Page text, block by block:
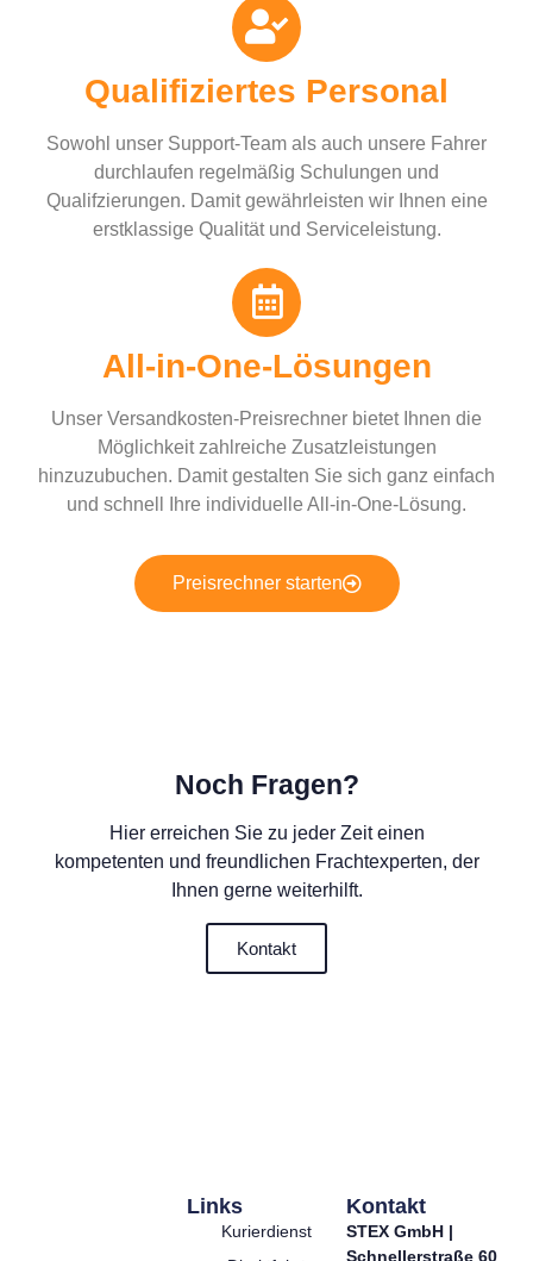
Qualifiziertes Personal
Sowohl unser Support-Team als auch unsere Fahrer
durchlaufen regelmäßig Schulungen und
Qualifzierungen. Damit gewährleisten wir Ihnen eine
erstklassige Qualität und Serviceleistung.
All-in-One-Lösungen
Unser Versandkosten-Preisrechner bietet Ihnen die
Möglichkeit zahlreiche Zusatzleistungen
hinzuzubuchen. Damit gestalten Sie sich ganz einfach
und schnell Ihre individuelle All-in-One-Lösung.
Preisrechner starten
Noch Fragen?
Hier erreichen Sie zu jeder Zeit einen
kompetenten und freundlichen Frachtexperten, der
Ihnen gerne weiterhilft.
Kontakt
Links
Kurierdienst
Kontakt
STEX GmbH |
Schnellerstraße 60